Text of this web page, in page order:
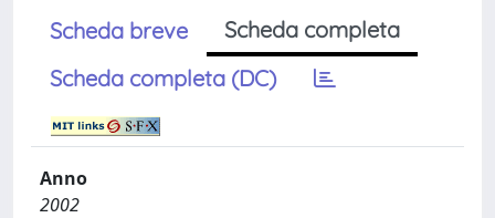
Scheda breve
Scheda completa
Scheda completa (DC)
Anno
2002